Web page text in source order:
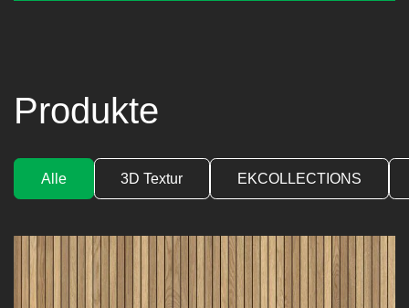
Produkte
Alle 3D Textur EKCOLLECTIONS